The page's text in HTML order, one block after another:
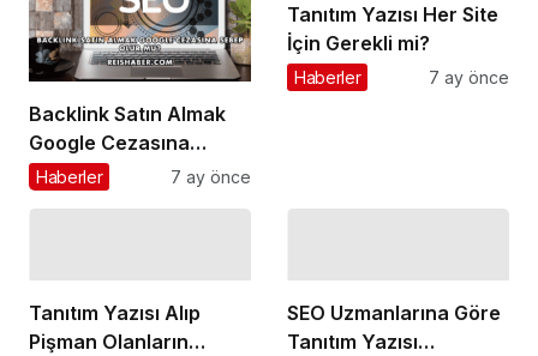
Backlink Satın Almak
Google Cezasına
Sebep Olur mu?
Haberler 7 ay önce
Tanıtım Yazısı Her Site
İçin Gerekli mi?
Haberler 7 ay önce
Tanıtım Yazısı Alıp
Pişman Olanların
SEO Uzmanlarına Göre
Tanıtım Yazısı